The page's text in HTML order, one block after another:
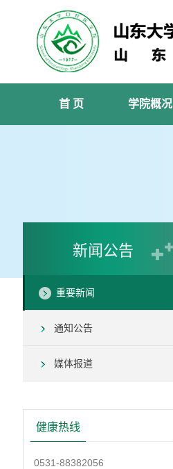
首 页 学院概况
新闻公告
重要新闻
通知公告
媒体报道
健康热线
0531-88382056